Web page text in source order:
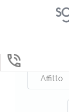
Affitto